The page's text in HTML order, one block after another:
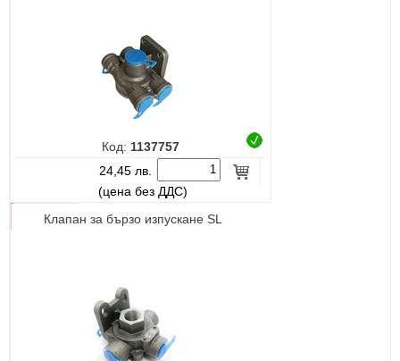
Код: 1137757
24,45 лв.
(цена без ДДС)
Клапан за бързо изпускане SL